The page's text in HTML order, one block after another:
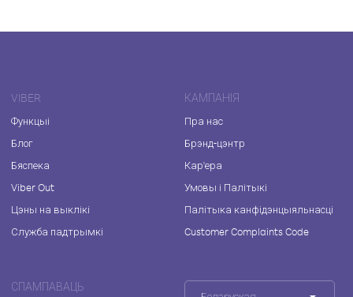
VIBER
Функцыі
Блог
Бяспека
Viber Out
Цэны на выклікі
Служба падтрымкі
КАМПАНІЯ
Пра нас
Брэнд-цэнтр
Кар'ера
Умовы і Палітыкі
Палітыка канфідэнцыяльнасці
Customer Complaints Code
СПАМПАВАЦЬ